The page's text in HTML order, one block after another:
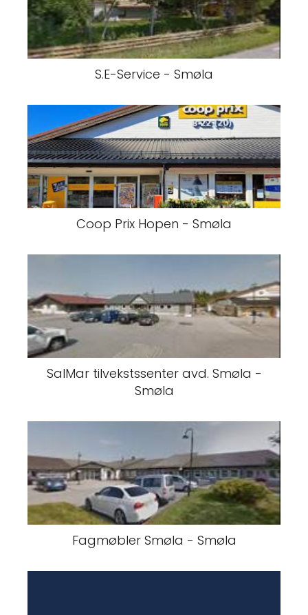
S.E-Service - Smøla
Coop Prix Hopen - Smøla
SalMar tilvekstssenter avd. Smøla -
Smøla
Fagmøbler Smøla - Smøla